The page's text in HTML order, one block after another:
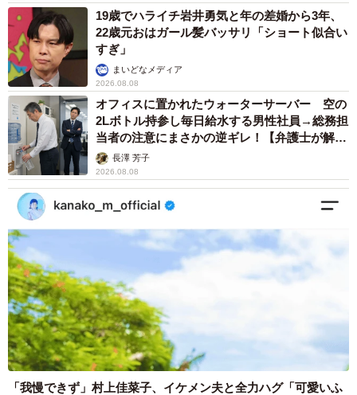
19歳でハライチ岩井勇気と年の差婚から3年、
22歳元おはガール髪バッサリ「ショート似合い
すぎ」
まいどなメディア
2026.08.08
オフィスに置かれたウォーターサーバー 空の
2Lボトル持参し毎日給水する男性社員→総務担
当者の注意にまさかの逆ギレ！【弁護士が解
説】長澤 芳子
2026.08.08
「我慢できず」村上佳菜子、イケメン夫と全力ハグ「可愛いふ